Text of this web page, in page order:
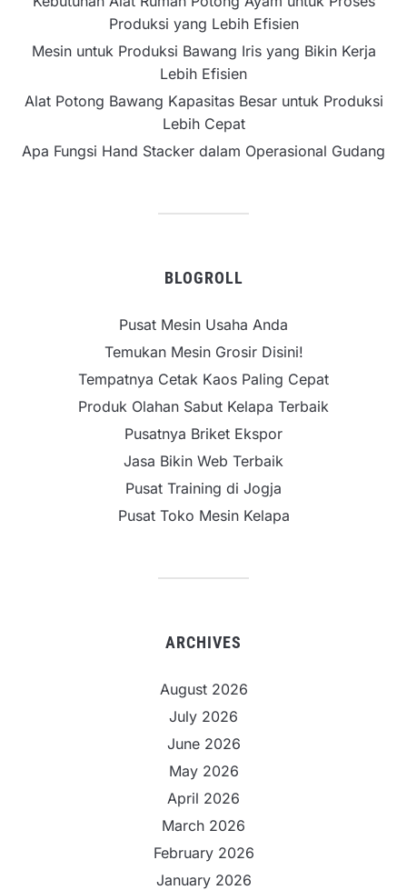
Produksi yang Lebih Efisien
Mesin untuk Produksi Bawang Iris yang Bikin Kerja
Lebih Efisien
Alat Potong Bawang Kapasitas Besar untuk Produksi
Lebih Cepat
Apa Fungsi Hand Stacker dalam Operasional Gudang
BLOGROLL
Pusat Mesin Usaha Anda
Temukan Mesin Grosir Disini!
Tempatnya Cetak Kaos Paling Cepat
Produk Olahan Sabut Kelapa Terbaik
Pusatnya Briket Ekspor
Jasa Bikin Web Terbaik
Pusat Training di Jogja
Pusat Toko Mesin Kelapa
ARCHIVES
August 2026
July 2026
June 2026
May 2026
April 2026
March 2026
February 2026
January 2026